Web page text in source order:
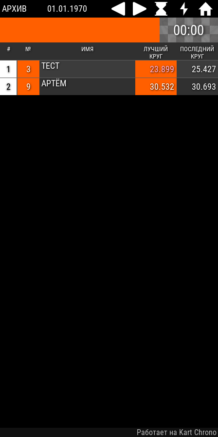
АРХИВ 01.01.1970
00:00
# № ИМЯ
ЛУЧШИЙ
КРУГ
ПОСЛЕДНИЙ
КРУГ
1 3 ТЕСТ 23.899
25.427
2
9 АРТЁМ 30.532 30.693
Работает на Kart Chrono